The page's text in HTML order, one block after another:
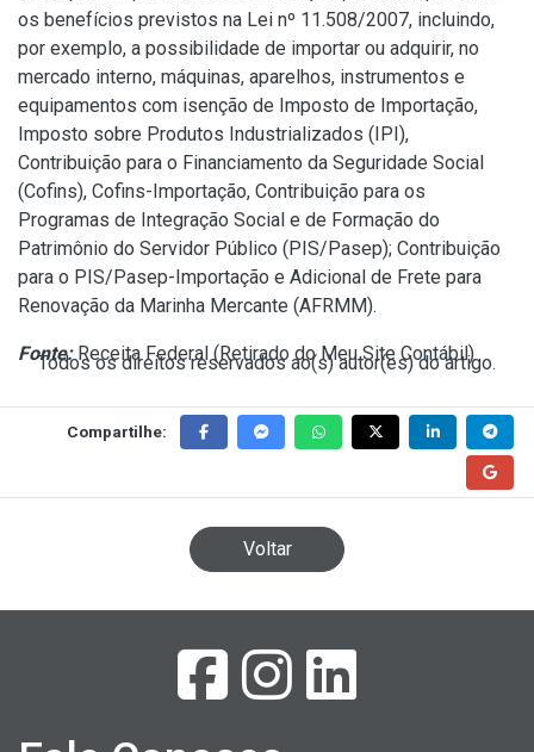
os benefícios previstos na Lei nº 11.508/2007, incluindo,
por exemplo, a possibilidade de importar ou adquirir, no
mercado interno, máquinas, aparelhos, instrumentos e
equipamentos com isenção de Imposto de Importação,
Imposto sobre Produtos Industrializados (IPI),
Contribuição para o Financiamento da Seguridade Social
(Cofins), Cofins-Importação, Contribuição para os
Programas de Integração Social e de Formação do
Patrimônio do Servidor Público (PIS/Pasep); Contribuição
para o PIS/Pasep-Importação e Adicional de Frete para
Renovação da Marinha Mercante (AFRMM).
Fonte:Receita Federal (Retirado do Meu Site Contábil)
Todos os direitos reservados ao(s) autor(es) do artigo.
Compartilhe:
Voltar